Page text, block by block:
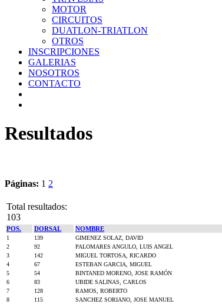
MOTOR
CIRCUITOS
DUATLON-TRIATLON
OTROS
INSCRIPCIONES
GALERIAS
NOSOTROS
CONTACTO
Resultados
Páginas: 1 2
Total resultados:
103
POS. DORSAL NOMBRE
1 139 GIMENEZ SOLAZ, DAVID
2
92 PALOMARES ANGULO, LUIS ANGEL
3
142 MIGUEL TORTOSA, RICARDO
4
67 ESTEBAN GARCIA, MIGUEL
5
54 BINTANED MORENO, JOSE RAMÓN
6
83 UBIDE SALINAS, CARLOS
7
128 RAMOS, ROBERTO
8
115 SANCHEZ SORIANO, JOSE MANUEL